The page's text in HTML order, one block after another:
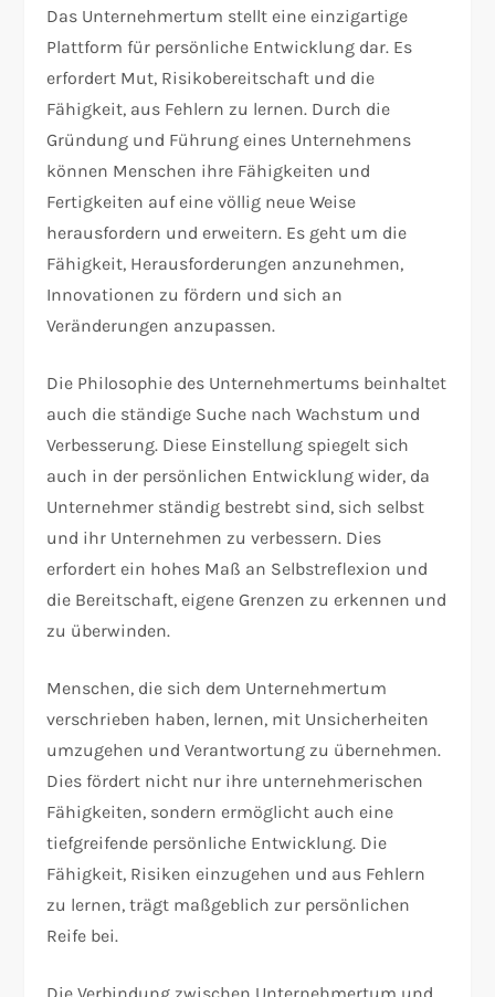
Das Unternehmertum stellt eine einzigartige
Plattform für persönliche Entwicklung dar. Es
erfordert Mut, Risikobereitschaft und die
Fähigkeit, aus Fehlern zu lernen. Durch die
Gründung und Führung eines Unternehmens
können Menschen ihre Fähigkeiten und
Fertigkeiten auf eine völlig neue Weise
herausfordern und erweitern. Es geht um die
Fähigkeit, Herausforderungen anzunehmen,
Innovationen zu fördern und sich an
Veränderungen anzupassen.
Die Philosophie des Unternehmertums beinhaltet
auch die ständige Suche nach Wachstum und
Verbesserung. Diese Einstellung spiegelt sich
auch in der persönlichen Entwicklung wider, da
Unternehmer ständig bestrebt sind, sich selbst
und ihr Unternehmen zu verbessern. Dies
erfordert ein hohes Maß an Selbstreflexion und
die Bereitschaft, eigene Grenzen zu erkennen und
zu überwinden.
Menschen, die sich dem Unternehmertum
verschrieben haben, lernen, mit Unsicherheiten
umzugehen und Verantwortung zu übernehmen.
Dies fördert nicht nur ihre unternehmerischen
Fähigkeiten, sondern ermöglicht auch eine
tiefgreifende persönliche Entwicklung. Die
Fähigkeit, Risiken einzugehen und aus Fehlern
zu lernen, trägt maßgeblich zur persönlichen
Reife bei.